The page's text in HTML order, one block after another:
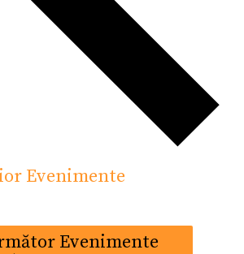
Evenimente
Evenimente